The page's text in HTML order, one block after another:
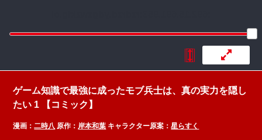
ゲーム知識で最強に成ったモブ兵士は、真の実力を隠し
たい 1 【コミック】
漫画：二時八 原作： 岸本和葉 キャラクター原案：星らすく